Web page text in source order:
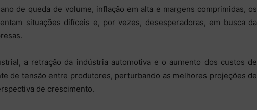
de queda de volume, inflação em alta e margens comprimidas, os
situações difíceis e, por vezes, desesperadoras, em busca da
a retração da indústria automotiva e o aumento dos custos de
de tensão entre produtores, perturbando as melhores projeções de
de crescimento.